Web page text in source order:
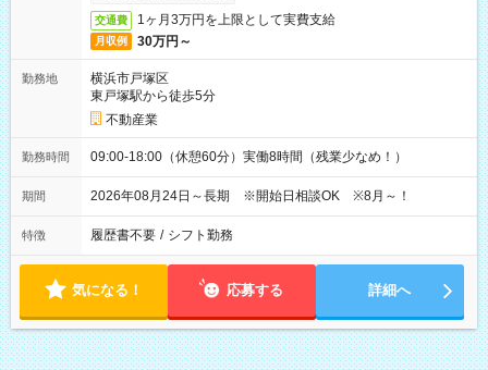
交通費 1ヶ月3万円を上限として実費支給
月収例 30万円～
勤務地
横浜市戸塚区
東戸塚駅から徒歩5分
不動産業
勤務時間 09:00-18:00（休憩60分）実働8時間（残業少なめ！）
期間 2026年08月24日～長期 ※開始日相談OK ※8月～！
特徴 履歴書不要 / シフト勤務
気になる！ 応募する 詳細へ